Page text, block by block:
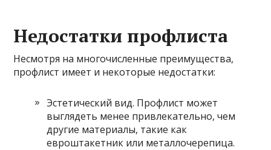
Недостатки профлиста
Несмотря на многочисленные преимущества,
профлист имеет и некоторые недостатки:
Эстетический вид. Профлист может
выглядеть менее привлекательно, чем
другие материалы, такие как
евроштакетник или металлочерепица.